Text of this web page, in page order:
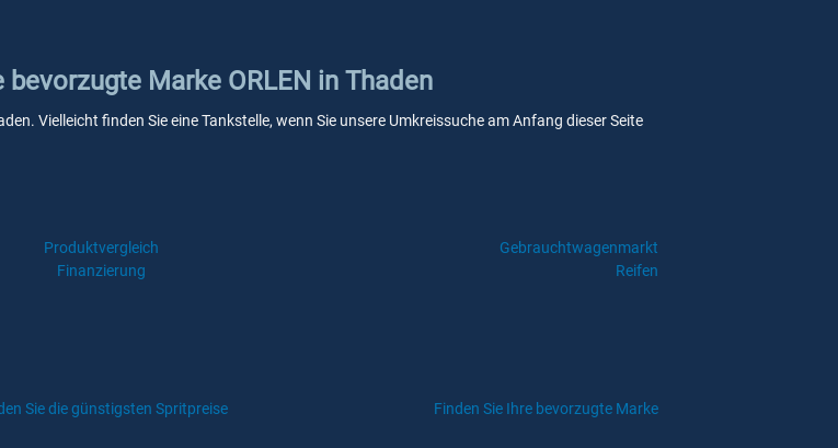
Marke ORLEN in Thaden
Vielleicht finden Sie eine Tankstelle, wenn Sie unsere Umkreissuche am Anfang dieser Seite
Produktvergleich
Gebrauchtwagenmarkt
Finanzierung
Reifen
Sie die günstigsten Spritpreise Finden Sie Ihre bevorzugte Marke